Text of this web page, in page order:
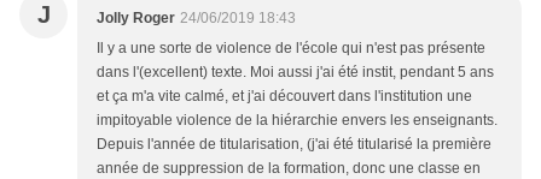
J Jolly Roger 24/06/2019 18:43
Il y a une sorte de violence de l'école qui n'est pas présente
dans l'(excellent) texte. Moi aussi j'ai été instit, pendant 5 ans
et ça m'a vite calmé, et j'ai découvert dans l'institution une
impitoyable violence de la hiérarchie envers les enseignants.
Depuis l'année de titularisation, (j'ai été titularisé la première
année de suppression de la formation, donc une classe en